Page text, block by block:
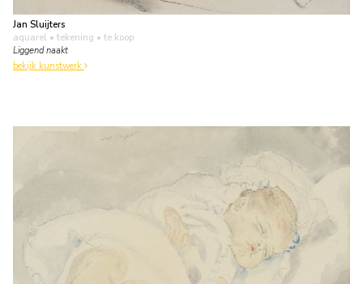
Jan Sluijters
aquarel • tekening • te koop
Liggend naakt
bekijk kunstwerk